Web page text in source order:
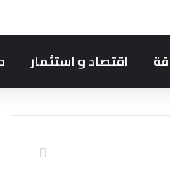
اقتصاد و استثمار